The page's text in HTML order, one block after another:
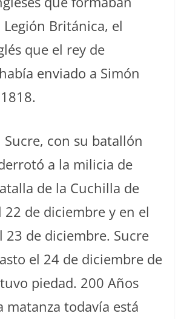
Británica, el
que el rey de
enviado a Simón
Sucre, con su batallón
a la milicia de
de la Cuchilla de
22 de diciembre y en el
23 de diciembre. Sucre
el 24 de diciembre de
piedad. 200 Años
matanza todavía está